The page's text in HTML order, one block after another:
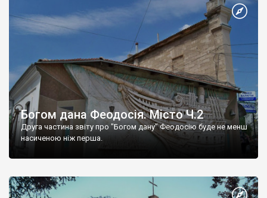
Богом дана Феодосія. Місто Ч.2
Друга частина звіту про "Богом дану" Феодосію буде не менш
насиченою ніж перша.